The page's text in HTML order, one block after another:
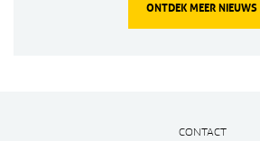
ONTDEK MEER NIEUWS
CONTACT